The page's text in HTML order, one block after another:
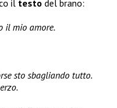
il testo del brano:
il mio amore.
sto sbagliando tutto.